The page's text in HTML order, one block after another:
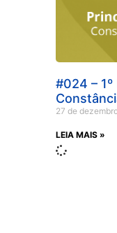
#024 –
27 de
LEIA MAIS »